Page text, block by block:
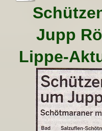
Jupp
Lippe-